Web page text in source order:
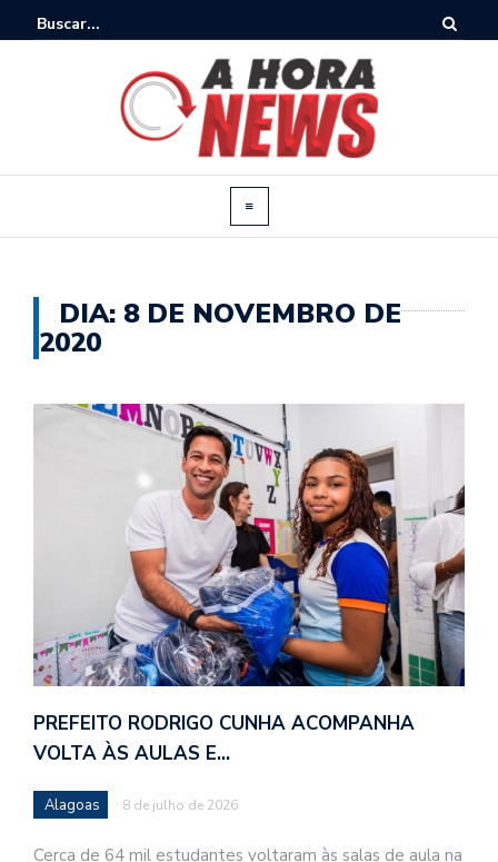
DIA: 8 DE NOVEMBRO DE
2020
PREFEITO RODRIGO CUNHA ACOMPANHA
VOLTA ÀS AULAS E…
Alagoas 8 de julho de 2026
Cerca de 64 mil estudantes voltaram às salas de aula na